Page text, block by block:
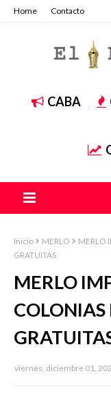
Home Contacto
CABA
Inicio MERLO
MERLO
GRATUITAS
MERLO
viernes, diciembre 01,